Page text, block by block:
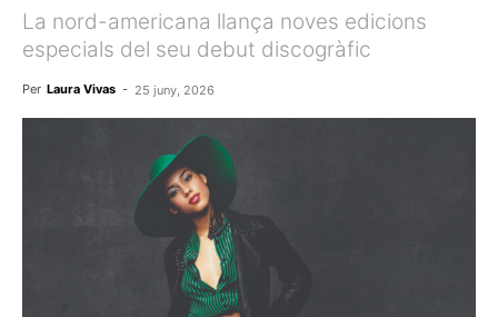
La nord-americana llança noves edicions
especials del seu debut discogràfic
Per Laura Vivas - 25 juny, 2026